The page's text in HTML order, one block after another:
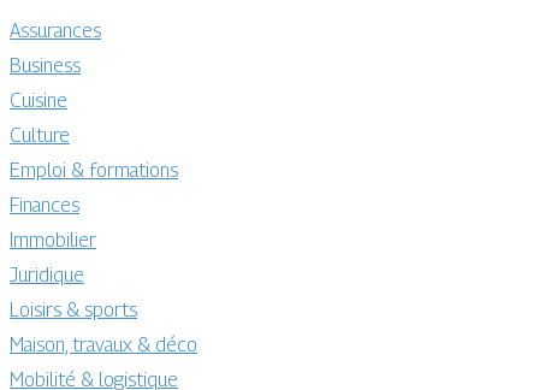
Assurances
Business
Cuisine
Culture
Emploi & formations
Finances
Immobilier
Juridique
Loisirs & sports
Maison, travaux & déco
Mobilité & logistique